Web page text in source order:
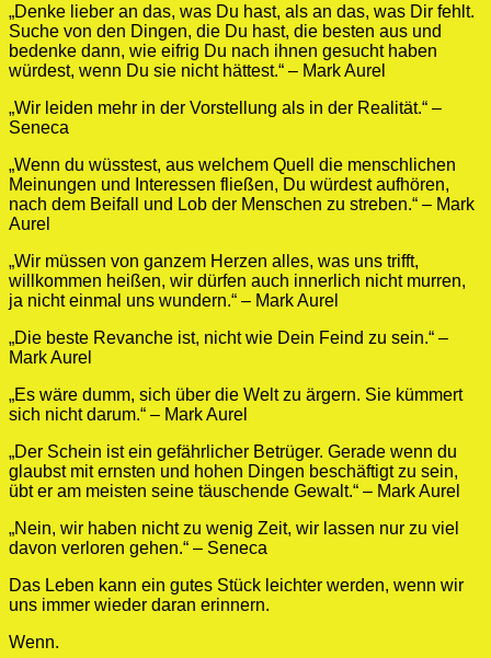
„Denke lieber an das, was Du hast, als an das, was Dir fehlt.
Suche von den Dingen, die Du hast, die besten aus und
bedenke dann, wie eifrig Du nach ihnen gesucht haben
würdest, wenn Du sie nicht hättest.“ – Mark Aurel
„Wir leiden mehr in der Vorstellung als in der Realität.“ –
Seneca
„Wenn du wüsstest, aus welchem Quell die menschlichen
Meinungen und Interessen fließen, Du würdest aufhören,
nach dem Beifall und Lob der Menschen zu streben.“ – Mark
Aurel
„Wir müssen von ganzem Herzen alles, was uns trifft,
willkommen heißen, wir dürfen auch innerlich nicht murren,
ja nicht einmal uns wundern.“ – Mark Aurel
„Die beste Revanche ist, nicht wie Dein Feind zu sein.“ –
Mark Aurel
„Es wäre dumm, sich über die Welt zu ärgern. Sie kümmert
sich nicht darum.“ – Mark Aurel
„Der Schein ist ein gefährlicher Betrüger. Gerade wenn du
glaubst mit ernsten und hohen Dingen beschäftigt zu sein,
übt er am meisten seine täuschende Gewalt.“ – Mark Aurel
„Nein, wir haben nicht zu wenig Zeit, wir lassen nur zu viel
davon verloren gehen.“ – Seneca
Das Leben kann ein gutes Stück leichter werden, wenn wir
uns immer wieder daran erinnern.
Wenn.